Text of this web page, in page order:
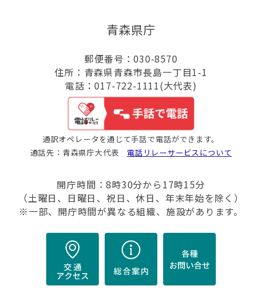
青森県庁
郵便番号：030-8570
住所：青森県青森市長島一丁目1-1
電話：017-722-1111(大代表)
通訳オペレータを通じて手話で電話ができます。
通話先：青森県庁大代表 電話リレーサービスについて
開庁時間：8時30分から17時15分
（土曜日、日曜日、祝日、休日、年末年始を除く）
※一部、開庁時間が異なる組織、施設があります。